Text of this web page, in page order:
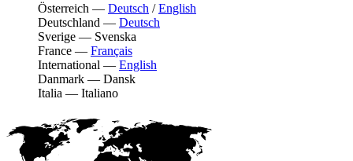
Österreich — Deutsch /English
Deutschland — Deutsch
Sverige — Svenska
France — Français
International — English
Danmark — Dansk
Italia — Italiano